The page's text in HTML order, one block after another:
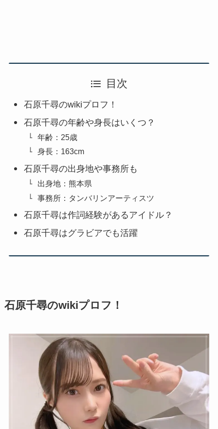
目次
石原千尋のwikiプロフ！
石原千尋の年齢や身長はいくつ？
年齢：25歳
身長：163cm
石原千尋の出身地や事務所も
出身地：熊本県
事務所：タンバリンアーティスツ
石原千尋は作詞経験があるアイドル？
石原千尋はグラビアでも活躍
石原千尋のwikiプロフ！